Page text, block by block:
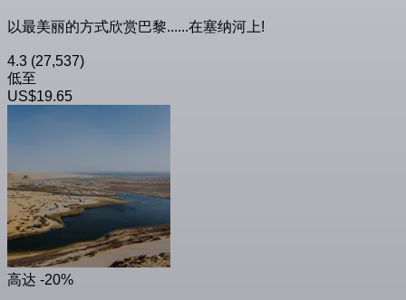
以最美丽的方式欣赏巴黎......在塞纳河上!
4.3 (27,537)
低至
US$19.65
高达 -20%